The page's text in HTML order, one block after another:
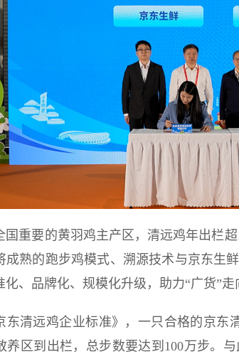
国重要的黄羽鸡主产区，清远鸡年出栏
成熟的跑步鸡模式、溯源技术与京东生
化、品牌化、规模化升级，助力“广货”走
东清远鸡企业标准》，一只合格的京东
养区到出栏，总步数要达到100万步。